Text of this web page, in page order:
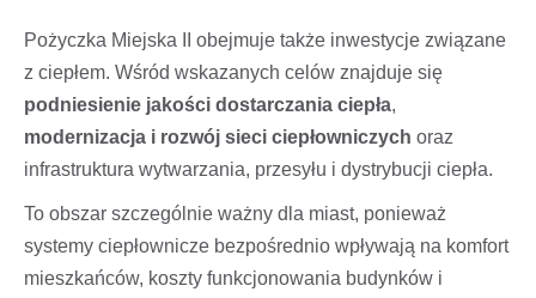
Pożyczka Miejska II obejmuje także inwestycje związane
z ciepłem. Wśród wskazanych celów znajduje się
podniesienie jakości dostarczania ciepła,
modernizacja i rozwój sieci ciepłowniczych oraz
infrastruktura wytwarzania, przesyłu i dystrybucji ciepła.
To obszar szczególnie ważny dla miast, ponieważ
systemy ciepłownicze bezpośrednio wpływają na komfort
mieszkańców, koszty funkcjonowania budynków i